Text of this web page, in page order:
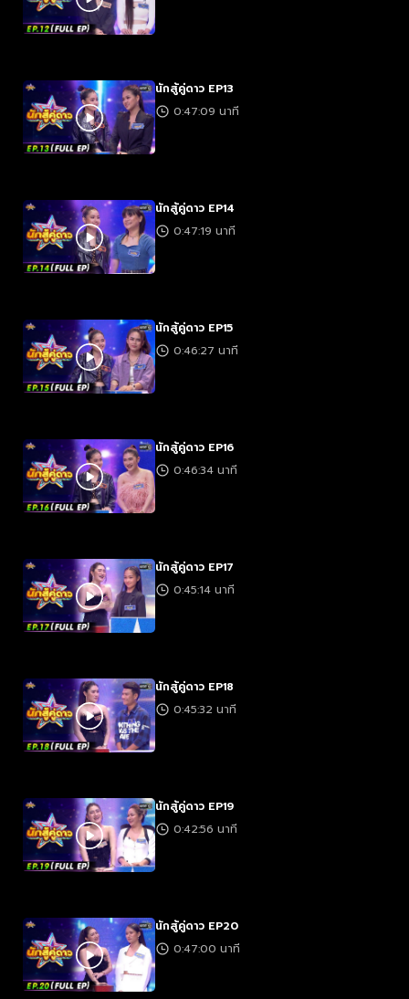
นักสู้คู่ดาว EP13
0:47:09 นาที
นักสู้คู่ดาว EP14
0:47:19 นาที
นักสู้คู่ดาว EP15
0:46:27 นาที
นักสู้คู่ดาว EP16
0:46:34 นาที
นักสู้คู่ดาว EP17
0:45:14 นาที
นักสู้คู่ดาว EP18
0:45:32 นาที
นักสู้คู่ดาว EP19
0:42:56 นาที
นักสู้คู่ดาว EP20
0:47:00 นาที